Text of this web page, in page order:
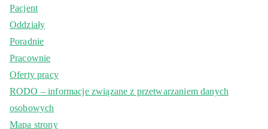
Pacjent
Oddziały
Poradnie
Pracownie
Oferty pracy
RODO – informacje związane z przetwarzaniem danych
osobowych
Mapa strony